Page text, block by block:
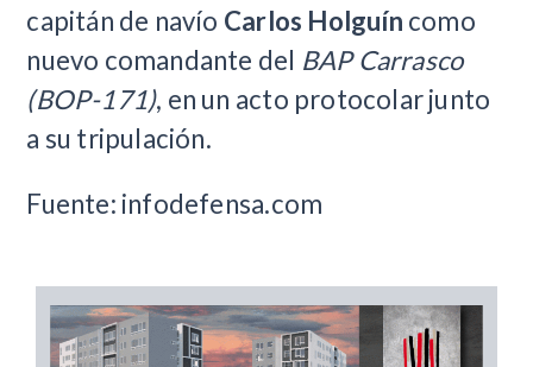
capitán de navío Carlos Holguín como
nuevo comandante del BAP Carrasco
(BOP-171), en un acto protocolar junto
a su tripulación.
Fuente: infodefensa.com